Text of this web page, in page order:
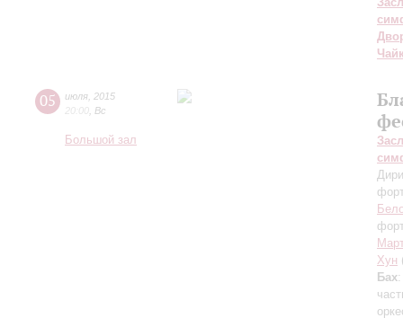
05 июля 2015
20:00 Вс
Большой зал
Хун
Бах